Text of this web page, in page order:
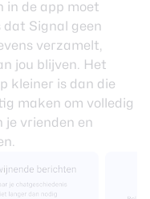
in de app moet
Signal geen
verzamelt,
jou blijven. Het
kleiner is dan die
maken om volledig
je vrienden en